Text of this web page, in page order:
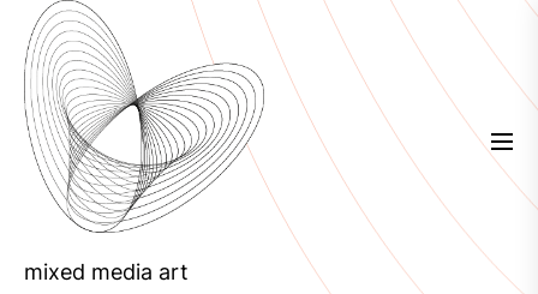
the
content
mixed media art